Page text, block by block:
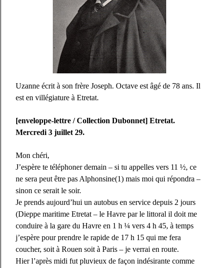
Uzanne écrit à son frère Joseph. Octave est âgé de 78 ans. Il
est en villégiature à Etretat.
[enveloppe-lettre / Collection Dubonnet] Etretat.
Mercredi 3 juillet 29.
Mon chéri,
J’espère te téléphoner demain – si tu appelles vers 11 ½, ce
ne sera peut être pas Alphonsine(1) mais moi qui répondra –
sinon ce serait le soir.
Je prends aujourd’hui un autobus en service depuis 2 jours
(Dieppe maritime Etretat – le Havre par le littoral il doit me
conduire à la gare du Havre en 1 h ¼ vers 4 h 45, à temps
j’espère pour prendre le rapide de 17 h 15 qui me fera
coucher, soit à Rouen soit à Paris – je verrai en route.
Hier l’après midi fut pluvieux de façon indésirante comme